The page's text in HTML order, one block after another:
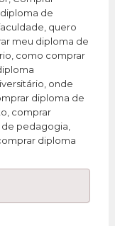
de
quero
meu diploma de
como comprar
onde
diploma de
comprar
pedagogia,
diploma